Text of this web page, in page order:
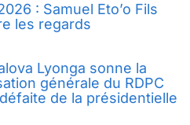
: Samuel Eto’o Fils
les regards
Lyonga sonne la
générale du RDPC
de la présidentielle